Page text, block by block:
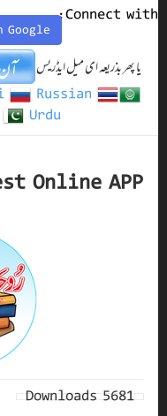
Connect with:
یا پھر بذریعہ ای میل ایڈریس
Russian
Urdu
Online APP
5681
Downloads